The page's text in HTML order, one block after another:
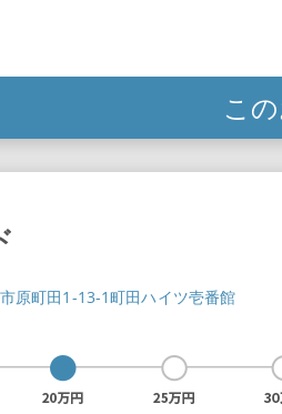
こ
原町田1-13-1町田ハイツ壱番館